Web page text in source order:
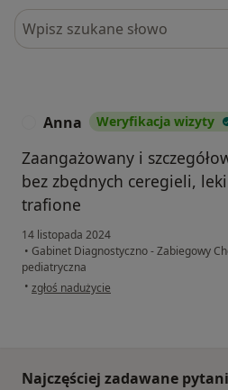
Szukaj w opiniach
Anna Weryfikacja wizyty
Zaangażowany i
bez zbędnych ceregieli,
trafione
14 listopada 2024
• Gabinet Diagnostyczno - Zabiegowy
pediatryczna
• w opinii użytkownika Anna
zgłoś nadużycie
Najczęściej zadawane